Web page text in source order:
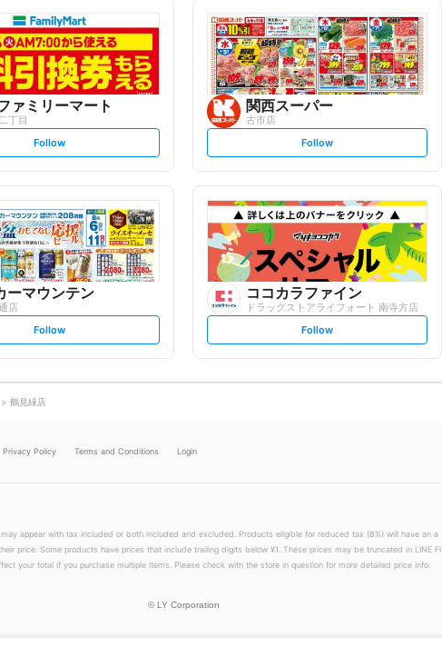
l
o
w
l
o
w
ァミリーマート
丁目
s
t
o
w
Follow
関西スーパー
古市店
s
t
l
o
w
Follow
ーマウンテン
店
s
t
o
w
Follow
ココカラファイン
ドラッグストアライフォート 南寺方店
s
t
Follow
鶴見緑店
Privacy Policy Terms and Conditions Login
may appear with tax included or both included and excluded. Products eligible for reduced tax (8%) will have an a
price. Some products have prices that include trailing digits below ¥1. These prices may be truncated in LINE Fl
your total if you purchase multiple items. Please check with the store in question for more detailed price info.
© LY Corporation